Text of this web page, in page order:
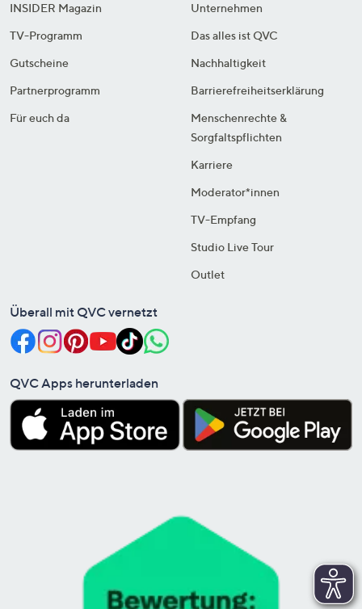
INSIDER Magazin
TV-Programm
Gutscheine
Partnerprogramm
Für euch da
Unternehmen
Das alles ist QVC
Nachhaltigkeit
Barrierefreiheitserklärung
Menschenrechte &
Sorgfaltspflichten
Karriere
Moderator*innen
TV-Empfang
Studio Live Tour
Outlet
Überall mit QVC vernetzt
QVC Apps herunterladen